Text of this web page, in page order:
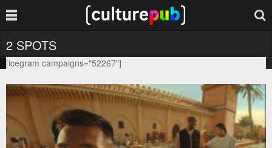
2 SPOTS
[icegram campaigns="52267"]